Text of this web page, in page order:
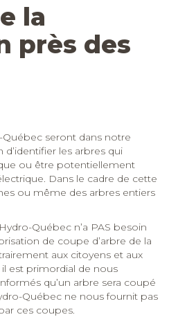
la
près des
Québec seront dans notre
les arbres qui
ou être potentiellement
Dans le cadre de cette
ou même des arbres entiers
Québec n’a PAS besoin
de coupe d’arbre de la
aux citoyens et aux
est primordial de nous
qu’un arbre sera coupé
Québec ne nous fournit pas
ces coupes.